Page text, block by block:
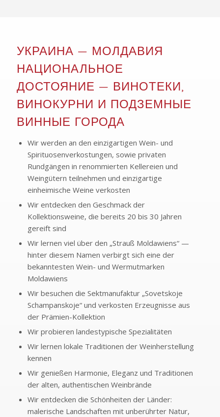
УКРАИНА — МОЛДАВИЯ
НАЦИОНАЛЬНОЕ
ДОСТОЯНИЕ — ВИНОТЕКИ,
ВИНОКУРНИ И ПОДЗЕМНЫЕ
ВИННЫЕ ГОРОДА
Wir werden an den einzigartigen Wein- und
Spirituosenverkostungen, sowie privaten
Rundgängen in renommierten Kellereien und
Weingütern teilnehmen und einzigartige
einheimische Weine verkosten
Wir entdecken den Geschmack der
Kollektionsweine, die bereits 20 bis 30 Jahren
gereift sind
Wir lernen viel über den „Strauß Moldawiens“ —
hinter diesem Namen verbirgt sich eine der
bekanntesten Wein- und Wermutmarken
Moldawiens
Wir besuchen die Sektmanufaktur „Sovetskoje
Schampanskoje“ und verkosten Erzeugnisse aus
der Prämien-Kollektion
Wir probieren landestypische Spezialitäten
Wir lernen lokale Traditionen der Weinherstellung
kennen
Wir genießen Harmonie, Eleganz und Traditionen
der alten, authentischen Weinbrände
Wir entdecken die Schönheiten der Länder:
malerische Landschaften mit unberührter Natur,